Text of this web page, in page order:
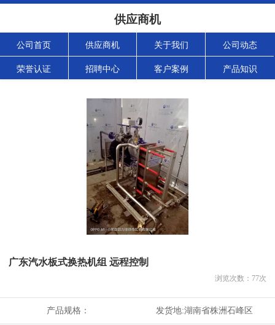
供应商机
公司首页 供应商机 关于我们 公司动态
荣誉认证 招聘中心 客户案例 产品知识
广东汽水板式换热机组 远程控制
浏览次数： 77次
产品规格： 发货地:湖南省株洲石峰区